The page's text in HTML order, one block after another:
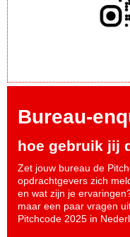
Bureau-
hoe gebruik jij
Zet jouw bureau de
opdrachtgevers zich
en wat zijn je
maar een paar vragen
Pitchcode 2025 in